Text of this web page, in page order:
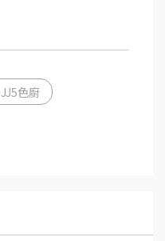
JJ5色廚